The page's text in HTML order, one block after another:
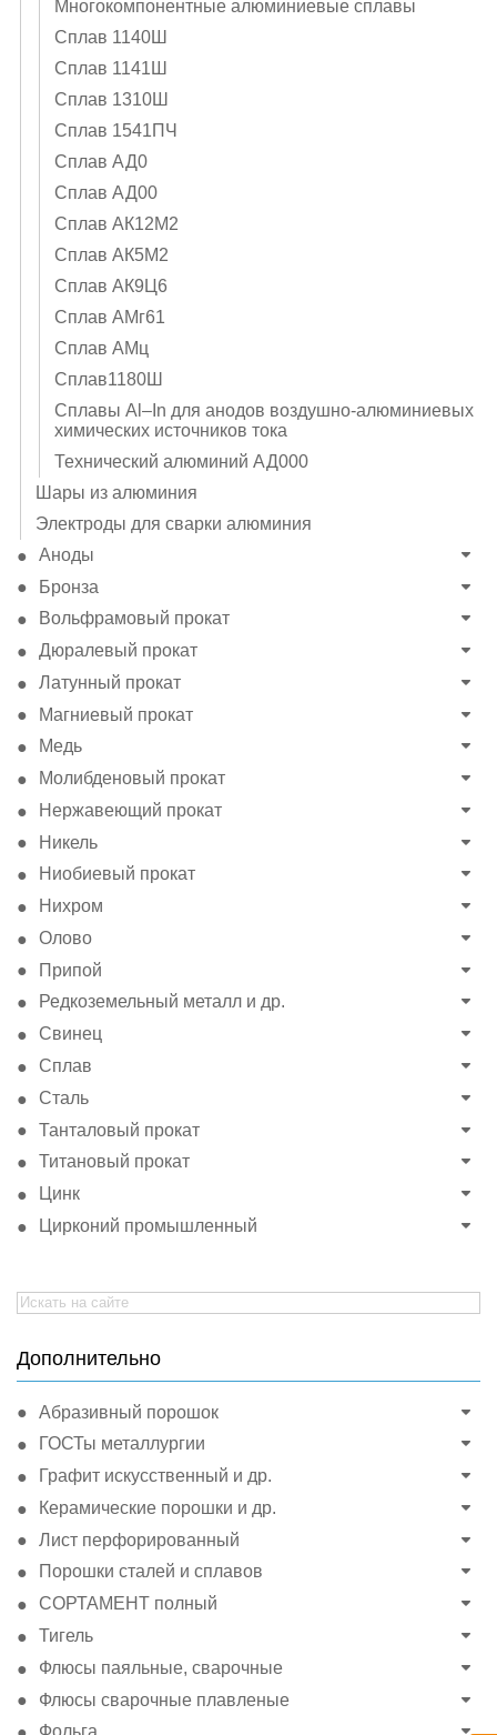
Многокомпонентные алюминиевые сплавы
Сплав 1140Ш
Сплав 1141Ш
Сплав 1310Ш
Сплав 1541ПЧ
Сплав АД0
Сплав АД00
Сплав АК12М2
Сплав АК5М2
Сплав АК9Ц6
Сплав АМг61
Сплав АМц
Сплав1180Ш
Сплавы Al–In для анодов воздушно-алюминиевых
химических источников тока
Технический алюминий АД000
Шары из алюминия
Электроды для сварки алюминия
Аноды
Бронза
Вольфрамовый прокат
Дюралевый прокат
Латунный прокат
Магниевый прокат
Медь
Молибденовый прокат
Нержавеющий прокат
Никель
Ниобиевый прокат
Нихром
Олово
Припой
Редкоземельный металл и др.
Свинец
Сплав
Сталь
Танталовый прокат
Титановый прокат
Цинк
Цирконий промышленный
Search
for:
Дополнительно
Абразивный порошок
ГОСТы металлургии
Графит искусственный и др.
Керамические порошки и др.
Лист перфорированный
Порошки сталей и сплавов
СОРТАМЕНТ полный
Тигель
Флюсы паяльные, сварочные
Флюсы сварочные плавленые